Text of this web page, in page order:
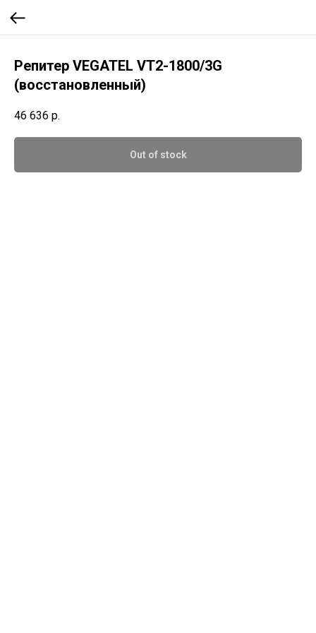
Репитер VEGATEL VT2-1800/3G
(восстановленный)
46 636 р.
Out of stock